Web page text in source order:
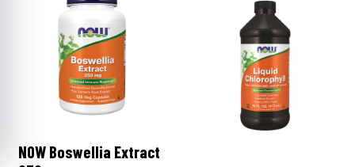
NOW Boswellia Extract